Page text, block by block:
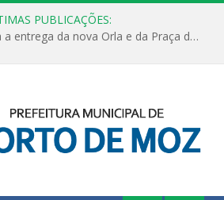
PUBLICAÇÕES:
Últimos detalhes para a entrega da nova Orla e da Praça do Praião